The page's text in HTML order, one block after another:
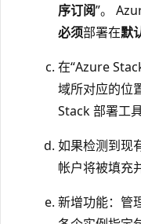
序订阅”。
必须部署在默
在“Azure
域所对应的位
Stack 部署工
如果检测到现
帐户将被填充
新增功能：管